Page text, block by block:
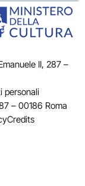
II, 287 –
personali
– 00186 Roma
Credits